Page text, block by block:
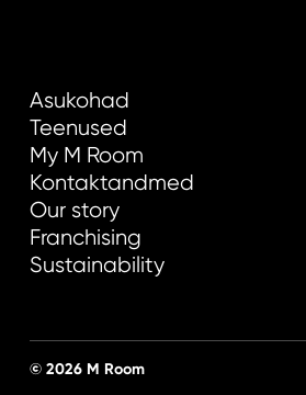
Asukohad
Teenused
My M Room
Kontaktandmed
Our story
Franchising
Sustainability
© 2026 M Room